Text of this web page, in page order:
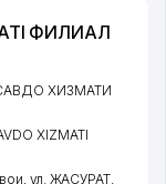
ФИЛИАЛ
ХИЗМАТИ
XIZMATI
, ул. ЖАСУРАТ,